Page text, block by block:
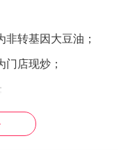
转基因大豆油；
店现炒；
场炸烤；
现烤；